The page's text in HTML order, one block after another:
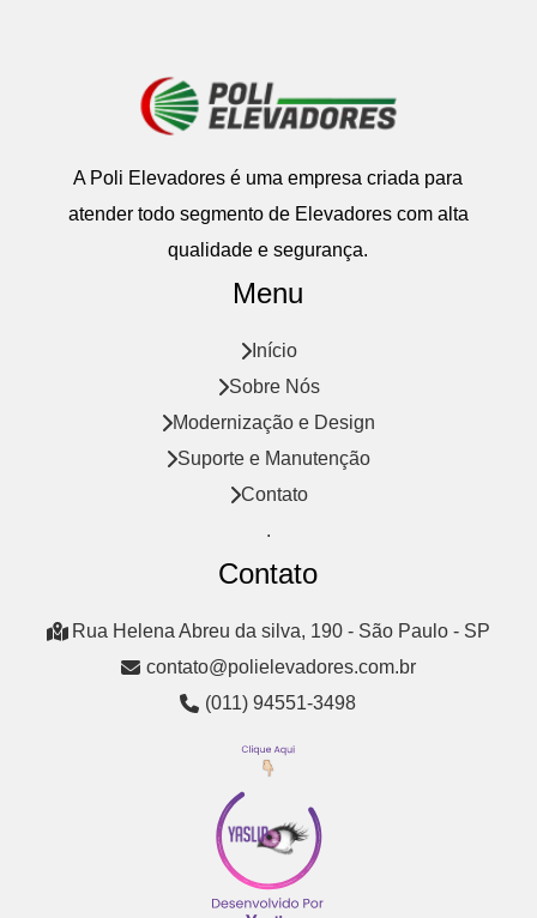
A Poli Elevadores é uma empresa criada para
atender todo segmento de Elevadores com alta
qualidade e segurança.
Menu
Início
Sobre Nós
Modernização e Design
Suporte e Manutenção
Contato
.
Contato
Rua Helena Abreu da silva, 190 - São Paulo - SP
contato@polielevadores.com.br
(011) 94551-3498